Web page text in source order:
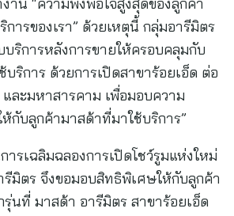
ารของเรา” ด้วยเหตุนี้ กลุ่มอารีมิตร
ริการหลังการขายให้ครอบคลุมกับ
ริการ ด้วยการเปิดสาขาร้อยเอ็ด ต่อ
ละมหาสารคาม เพื่อมอบความ
ห้กับลูกค้ามาสด้าที่มาใช้บริการ”
ารเฉลิมฉลองการเปิดโชว์รูมแห่งใหม่
มิตร จึงขอมอบสิทธิพิเศษให้กับลูกค้า
นที่ มาสด้า อารีมิตร สาขาร้อยเอ็ด